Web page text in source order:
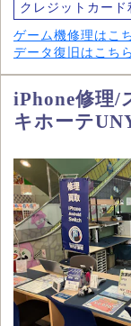
クレジットカード
ゲーム機修理はこ
データ復旧はこちら
iPhone修理/
キホーテ